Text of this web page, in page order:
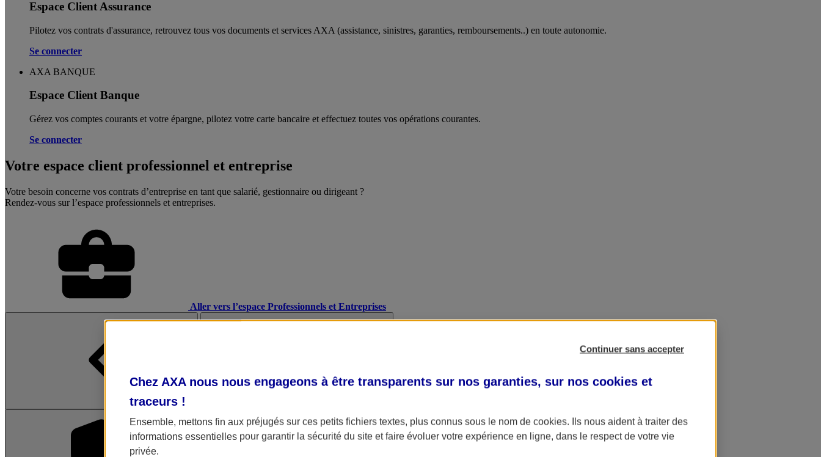
Espace Client Assurance
Pilotez vos contrats d'assurance, retrouvez tous vos documents et services AXA (assistance, sinistres, garanties, remboursements..) en toute autonomie. ​
Se connecter
AXA BANQUE
Espace Client Banque
Gérez vos comptes courants et votre épargne, pilotez votre carte bancaire et effectuez toutes vos opérations courantes.
Se connecter
Votre espace client professionnel et entreprise
Votre besoin concerne vos contrats d’entreprise en tant que salarié, gestionnaire ou dirigeant ?
Rendez-vous sur l’espace professionnels et entreprises.
Aller vers l’espace Professionnels et Entreprises
Continuer sans accepter
Chez AXA nous nous engageons à être transparents sur nos garanties, sur nos cookies et
traceurs !
Ensemble, mettons fin aux préjugés sur ces petits fichiers textes, plus connus sous le nom de cookies. Ils nous aident à traiter des
informations essentielles pour garantir la sécurité du site et faire évoluer votre expérience en ligne, dans le respect de votre vie
privée.